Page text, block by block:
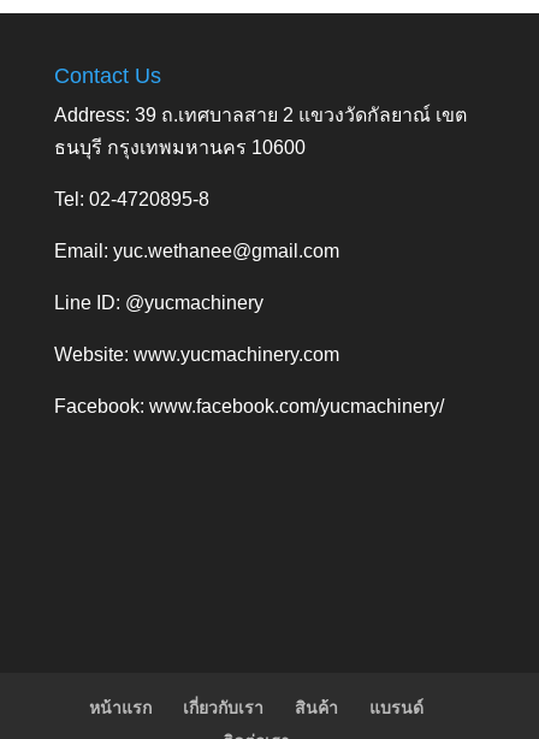
Contact Us
Address: 39 ถ.เทศบาลสาย 2 แขวงวัดกัลยาณ์ เขต
ธนบุรี กรุงเทพมหานคร 10600
Tel: 02-4720895-8
Email: yuc.wethanee@gmail.com
Line ID: @yucmachinery
Website: www.yucmachinery.com
Facebook: www.facebook.com/yucmachinery/
หน้าแรก เกี่ยวกับเรา สินค้า
แบรนด์